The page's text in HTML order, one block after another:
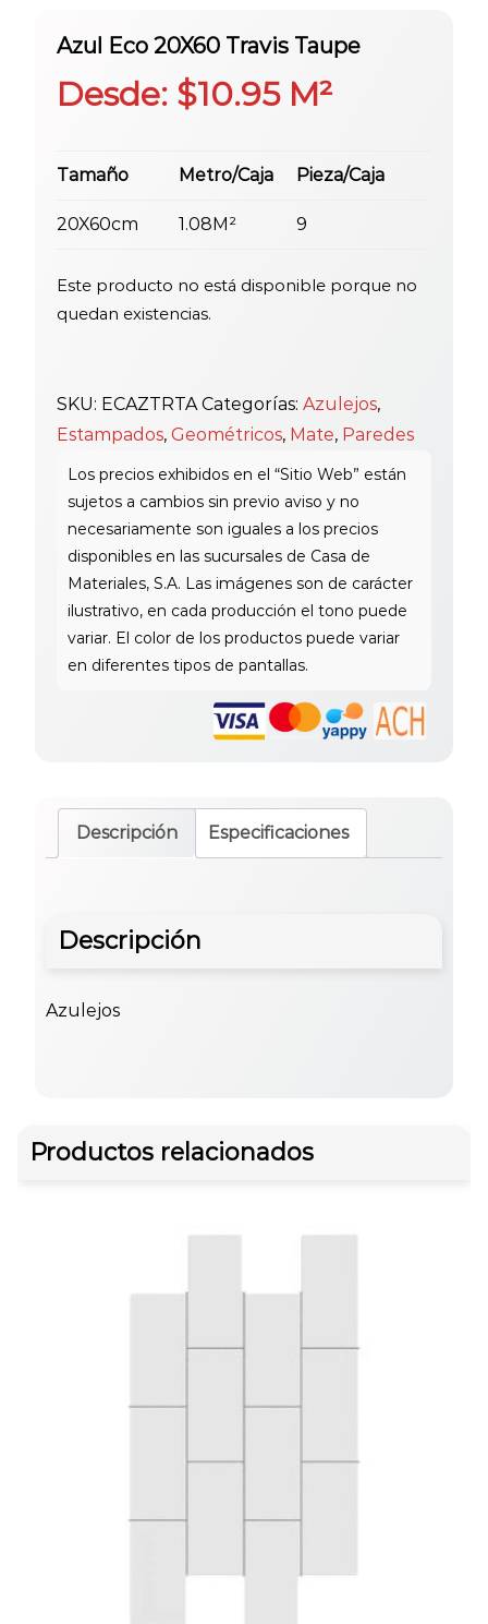
Azul Eco 20X60 Travis Taupe
Desde: $10.95M²
Tamaño Metro/Caja Pieza/Caja
20X60cm 1.08M² 9
Este producto no está disponible porque no
quedan existencias.
SKU: ECAZTRTA Categorías: Azulejos,
Estampados, Geométricos, Mate, Paredes
Descripción Especificaciones
Descripción
Azulejos
Productos relacionados